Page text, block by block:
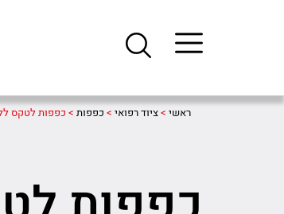
ראשי >ציוד רפואי > כפפות > כפפות לטקס